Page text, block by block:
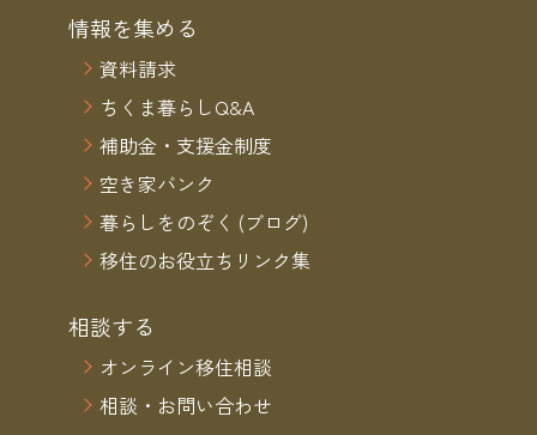
情報を集める
資料請求
ちくま暮らしQ&A
補助金・支援金制度
空き家バンク
暮らしをのぞく (ブログ)
移住のお役立ちリンク集
相談する
オンライン移住相談
相談・お問い合わせ